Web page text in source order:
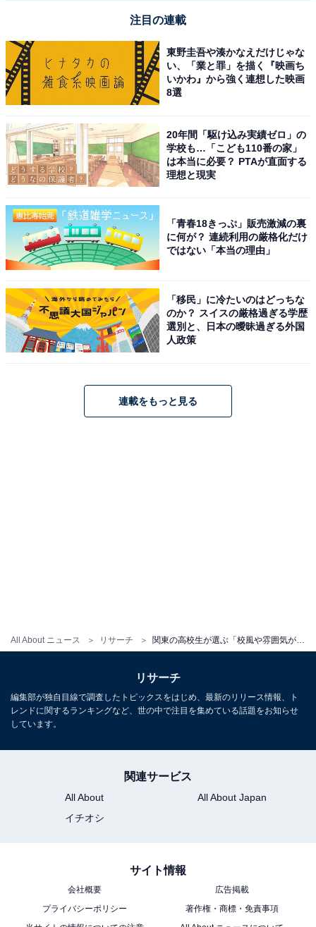
All About ニュース リサーチ
注目の連載
東野圭吾や湊かなえだけじゃな
い、「業と罪」を描く『映画ち
いかわ』から強く連想した映画
8選
20年間「駆け込み実績ゼロ」の
学校も…「こども110番の家」
は本当に必要？ PTAが直面する
理想と現実
「青春18きっぷ」販売激減の裏
に何が？ 連続利用の厳格化だけ
ではない「本当の理由」
「移民」に冷たいのはどっちな
のか？ スイスの厳格過ぎる学歴
選別と、日本の曖昧過ぎる外国
人政策
連載をもっと見る
リサーチ
編集部が独自目線で調査したトピックスをはじめ、最新のリリース情報、ト
レンドに関するランキングなど、世の中で注目を集めている話題をお知らせ
しています。
関連サービス
All About
All About Japan
イチオシ
サイト情報
会社概要
広告掲載
プライバシーポリシー
著作権・商標・免責事項